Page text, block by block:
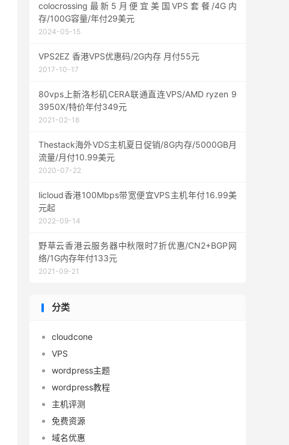
colocrossing最新5月便宜美国VPS套餐/4G内
存/100G容量/年付29美元
2024-05-15
VPS2EZ 香港VPS优惠码/2G内存 月付55元
2017-10-17
80vps上新洛杉矶CERA联通直连VPS/AMD ryzen 9
3950X/特价年付349元
2021-02-18
Thestack海外VDS主机夏日促销/8G内存/5000GB月
流量/月付10.99美元
2020-07-22
licloud香港100Mbps带宽便宜VPS主机年付16.99美
元起
2022-09-14
野草云香港云服务器中秋限时7折优惠/CN2+BGP网
络/1G内存年付133元
2021-09-21
分类
cloudcone
VPS
wordpress主题
wordpress教程
主机评测
免费资源
域名优惠